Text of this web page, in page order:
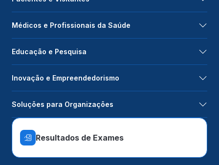
Médicos e Profissionais da Saúde
Educação e Pesquisa
Inovação e Empreendedorismo
Soluções para Organizações
Resultados de Exames